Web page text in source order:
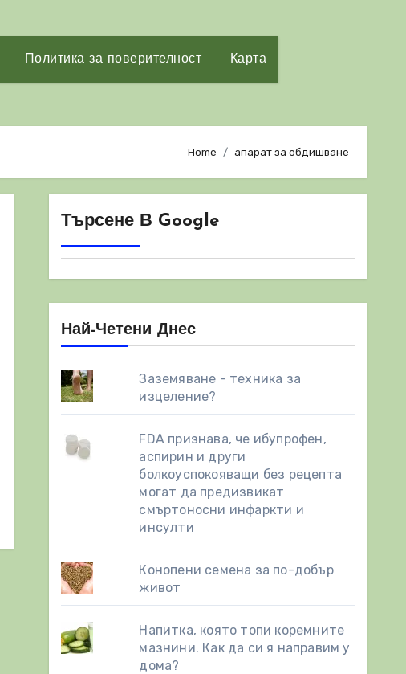
Политика за поверителност Карта
Home апарат за обдишване
Търсене В Google
Най-Четени Днес
Заземяване - техника за
изцеление?
FDA признава, че ибупрофен,
аспирин и други
болкоуспокояващи без рецепта
могат да предизвикат
смъртоносни инфаркти и
инсулти
Конопени семена за по-добър
живот
Напитка, която топи коремните
мазнини. Как да си я направим у
дома?